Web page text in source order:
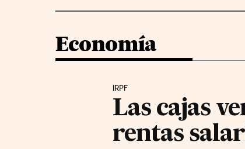
Economía
IRPF
Las cajas
rentas